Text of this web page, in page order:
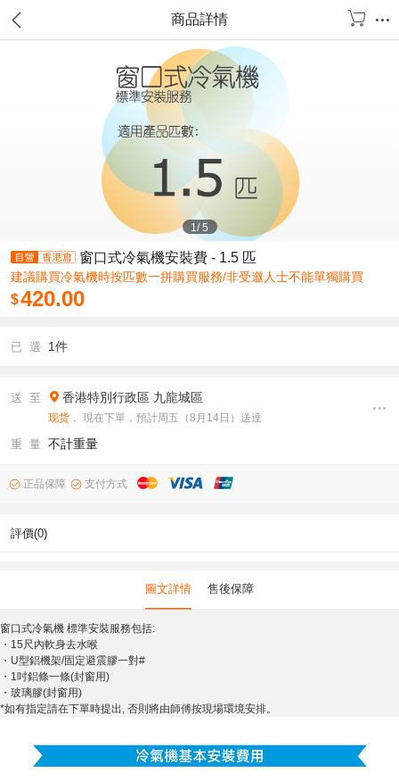
商品詳情
1/5
窗口式冷氣機安裝費 - 1.5 匹
建議購買冷氣機時按匹數一拼購買服務/非受邀人士不能單獨購買
$420.00
已 選 1件
送 至 香港特別行政區 九龍城區
现货 ， 現在下單，預計周五（8月14日）送達
重 量 不計重量
正品保障 支付方式
評價(0)
圖文詳情 售後保障
窗口式冷氣機 標準安裝服務包括:
・15尺內軟身去水喉
・U型鋁機架/固定避震膠一對#
・1吋鋁條一條(封窗用)
・玻璃膠(封窗用)
*如有指定請在下單時提出, 否則將由師傅按現場環境安排。